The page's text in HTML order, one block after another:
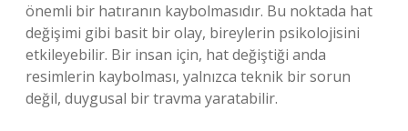
önemli bir hatıranın kaybolmasıdır. Bu noktada hat
değişimi gibi basit bir olay, bireylerin psikolojisini
etkileyebilir. Bir insan için, hat değiştiği anda
resimlerin kaybolması, yalnızca teknik bir sorun
değil, duygusal bir travma yaratabilir.